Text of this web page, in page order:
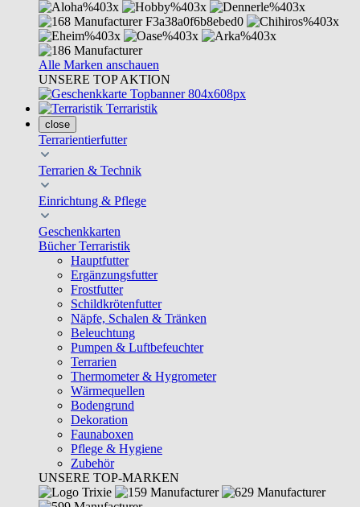
Alle Marken anschauen
UNSERE TOP AKTION
Terraristik
close
Terrarientierfutter
Terrarien & Technik
Einrichtung & Pflege
Geschenkkarten
Bücher Terraristik
Hauptfutter
Ergänzungsfutter
Frostfutter
Schildkrötenfutter
Näpfe, Schalen & Tränken
Beleuchtung
Pumpen & Luftbefeuchter
Terrarien
Thermometer & Hygrometer
Wärmequellen
Bodengrund
Dekoration
Faunaboxen
Pflege & Hygiene
Zubehör
UNSERE TOP-MARKEN